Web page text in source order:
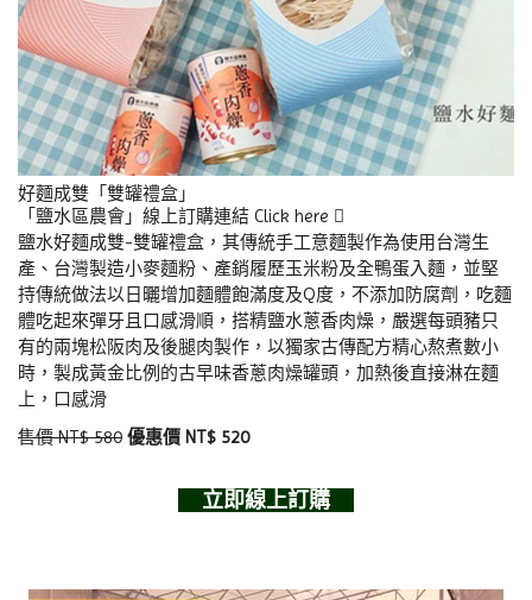
好麵成雙「雙罐禮盒」
「鹽水區農會」線上訂購連結 Click here
鹽水好麵成雙-雙罐禮盒，其傳統手工意麵製作為使用台灣生
產、台灣製造小麥麵粉、產銷履歷玉米粉及全鴨蛋入麵，並堅
持傳統做法以日曬增加麵體飽滿度及Q度，不添加防腐劑，吃麵
體吃起來彈牙且口感滑順，搭精鹽水蔥香肉燥，嚴選每頭豬只
有的兩塊松阪肉及後腿肉製作，以獨家古傳配方精心熬煮數小
時，製成黃金比例的古早味香蔥肉燥罐頭，加熱後直接淋在麵
上，口感滑
售價 NT$ 580 優惠價 NT$ 520
立即線上訂購